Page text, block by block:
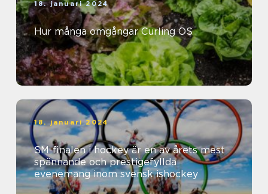
18. januari 2024
Hur många omgångar Curling OS
18. januari 2024
SM-finalen i hockey är en av årets mest
spännande och prestigefyllda
evenemang inom svensk ishockey